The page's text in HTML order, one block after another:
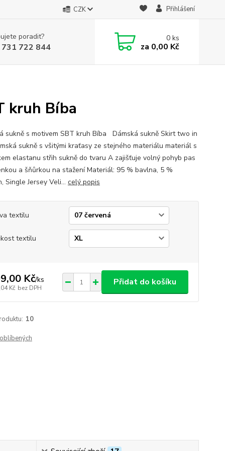
CZK Přihlášení
poradit?
722 844
0ks
za 0,00 Kč
kruh Bíba
sukně s motivem SBT kruh Bíba Dámská sukně Skirt two in
sukně s všitými kraťasy ze stejného materiálu materiál s
elastanu střih sukně do tvaru A zajišťuje volný pohyb pas
a šňůrkou na stažení Materiál: 95 % bavlna, 5 %
Single Jersey Veli... celý popis
textilu
textilu
Kč/ks
Kč bez DPH
Přidat do košíku
10